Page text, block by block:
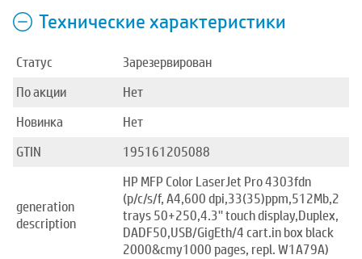
Технические характеристики
Статус
Зарезервирован
По акции
Нет
Новинка
Нет
GTIN
195161205088
generation
description
HP MFP Color LaserJet Pro 4303fdn
(p/c/s/f, A4,600 dpi,33(35)ppm,512Mb,2
trays 50+250,4.3'' touch display,Duplex,
DADF50,USB/GigEth/4 cart.in box black
2000&cmy1000 pages, repl. W1A79A)